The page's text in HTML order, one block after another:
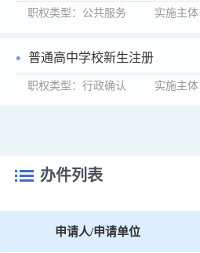
职权类型：公共服务 实施主体
普通高中学校新生注册
职权类型：行政确认 实施主体
办件列表
申请人/申请单位